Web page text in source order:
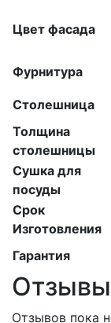
Цвет фасада
Фурнитура
Столешница
Толщина
столешницы
Сушка для
посуды
Срок
Изготовления
Гарантия
Отзывы
Отзывов пока